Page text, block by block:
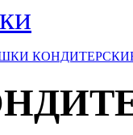
КОНДИТЕРСКИЕ